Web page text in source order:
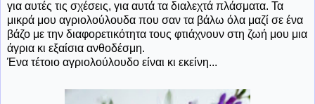
για αυτές τις σχέσεις, για αυτά τα διαλεχτά πλάσματα. Τα
μικρά μου αγριολούλουδα που σαν τα βάλω όλα μαζί σε ένα
βάζο με την διαφορετικότητα τους φτιάχνουν στη ζωή μου μια
άγρια κι εξαίσια ανθοδέσμη.
Ένα τέτοιο αγριολούλουδο είναι κι εκείνη...